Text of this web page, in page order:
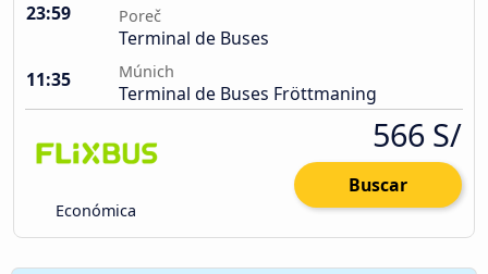
23:59 Poreč
Terminal de Buses
11:35
Múnich
Terminal de Buses Fröttmaning
Económica
566 S/
Buscar